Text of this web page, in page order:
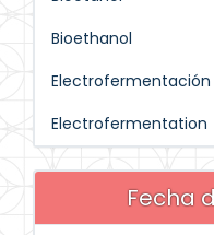
Bioethanol
Electrofermentación
Electrofermentation
Fecha